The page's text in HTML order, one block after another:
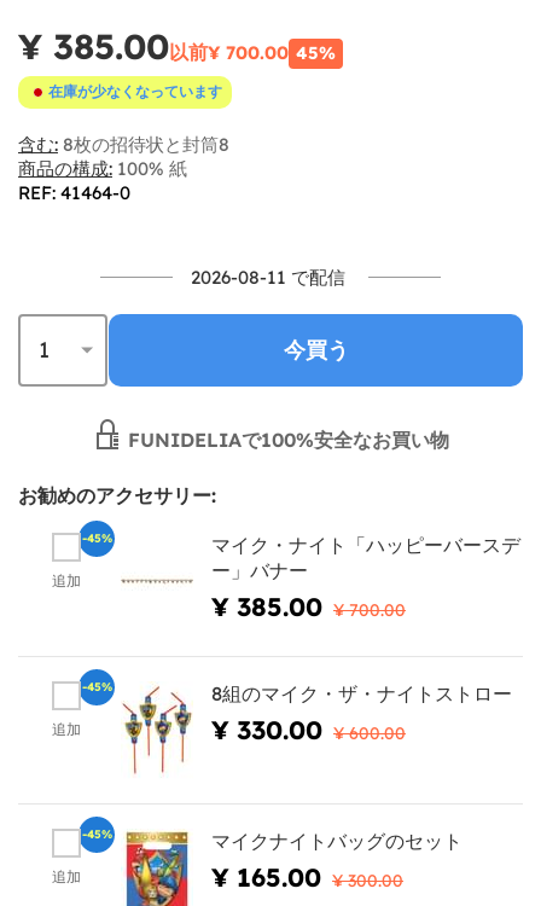
¥ 385.00以前¥ 700.00 45%
在庫が少なくなっています
含む: 8枚の招待状と封筒8
商品の構成: 100% 紙
REF: 41464-0
2026-08-11 で配信
今買う
FUNIDELIAで100%安全なお買い物
お勧めのアクセサリー:
追加
マイク・ナイト「ハッピーバースデ
ー」バナー
¥ 385.00 ¥ 700.00
-45%
追加
8組のマイク・ザ・ナイトストロー
¥ 330.00 ¥ 600.00
-45%
追加
マイクナイトバッグのセット
¥ 165.00 ¥ 300.00
-45%